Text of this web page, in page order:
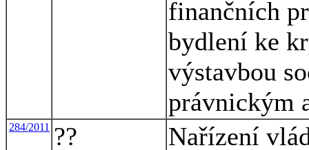
finančních
bydlení ke
výstavbou
právnickým
284/2011 ??
Nařízení